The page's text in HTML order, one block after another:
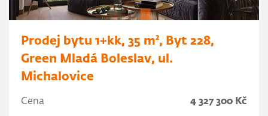
Prodej bytu 1+kk, 35 m², Byt 228,
Green Mladá Boleslav, ul.
Michalovice
Cena 4 327 300 Kč